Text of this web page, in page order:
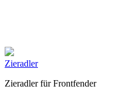
Zieradler
Zieradler für Frontfender